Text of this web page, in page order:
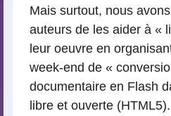
Mais surtout, nous
auteurs de les aider à «
leur oeuvre en
week-end de «
documentaire en Flash
libre et ouverte